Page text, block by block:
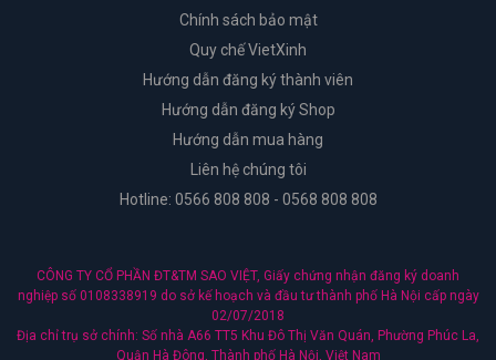
Chính sách bảo mật
Quy chế VietXinh
Hướng dẫn đăng ký thành viên
Hướng dẫn đăng ký Shop
Hướng dẫn mua hàng
Liên hệ chúng tôi
Hotline: 0566 808 808 - 0568 808 808
CÔNG TY CỔ PHẦN ĐT&TM SAO VIỆT, Giấy chứng nhận đăng ký doanh
nghiệp số 0108338919 do sở kế hoạch và đầu tư thành phố Hà Nội cấp ngày
02/07/2018
Địa chỉ trụ sở chính: Số nhà A66 TT5 Khu Đô Thị Văn Quán, Phường Phúc La,
Quận Hà Đông, Thành phố Hà Nội, Việt Nam